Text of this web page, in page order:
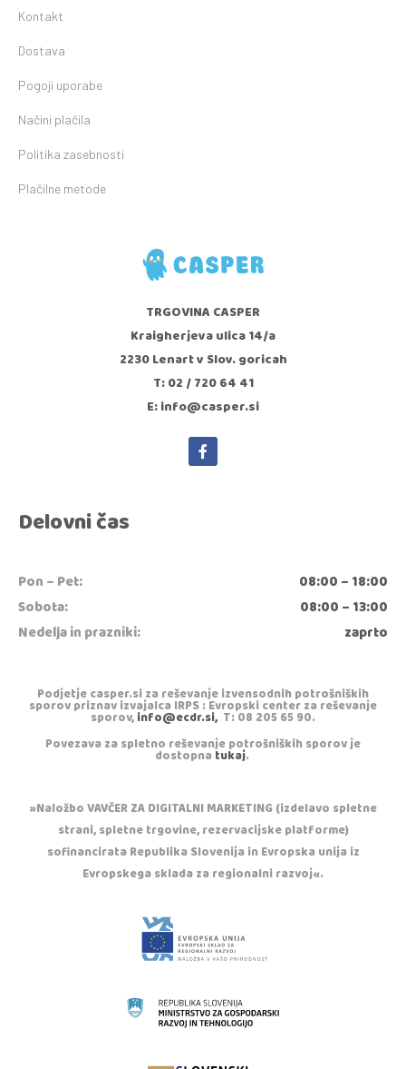
Kontakt
Dostava
Pogoji uporabe
Načini plačila
Politika zasebnosti
Plačilne metode
TRGOVINA CASPER
Kraigherjeva ulica 14/a
2230 Lenart v Slov. goricah
T: 02 / 720 64 41
E: info@casper.si
Delovni čas
Pon – Pet:
08:00 – 18:00
Sobota:
08:00 – 13:00
Nedelja in prazniki:
zaprto
Podjetje casper.si za reševanje izvensodnih potrošniških
sporov priznav izvajalca IRPS : Evropski center za reševanje
sporov,info@ecdr.si, T: 08 205 65 90.
Povezava za spletno reševanje potrošniških sporov je
dostopnatukaj.
»Naložbo VAVČER ZA DIGITALNI MARKETING (izdelavo spletne
strani, spletne trgovine, rezervacijske platforme)
sofinancirata Republika Slovenija in Evropska unija iz
Evropskega sklada za regionalni razvoj«.